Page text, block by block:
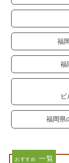
福
福
福岡県
おすすめ 一覧